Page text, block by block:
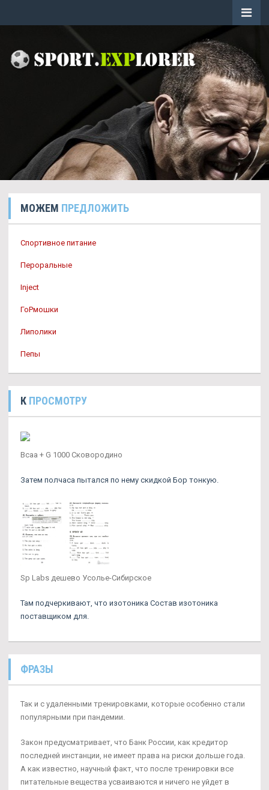
МОЖЕМ ПРЕДЛОЖИТЬ
Спортивное питание
Пероральные
Inject
ГоРмошки
Липолики
Пепы
К ПРОСМОТРУ
Bcaa + G 1000 Сковородино
Затем полчаса пытался по нему скидкой Бор тонкую.
Sp Labs дешево Усолье-Сибирское
Там подчеркивают, что изотоника Состав изотоника
поставщиком для.
ФРАЗЫ
Так и с удаленными тренировками, которые особенно стали
популярными при пандемии.
Закон предусматривает, что Банк России, как кредитор
последней инстанции, не имеет права на риски дольше года.
А как известно, научный факт, что после тренировки все
питательные вещества усваиваются и ничего не уйдет в